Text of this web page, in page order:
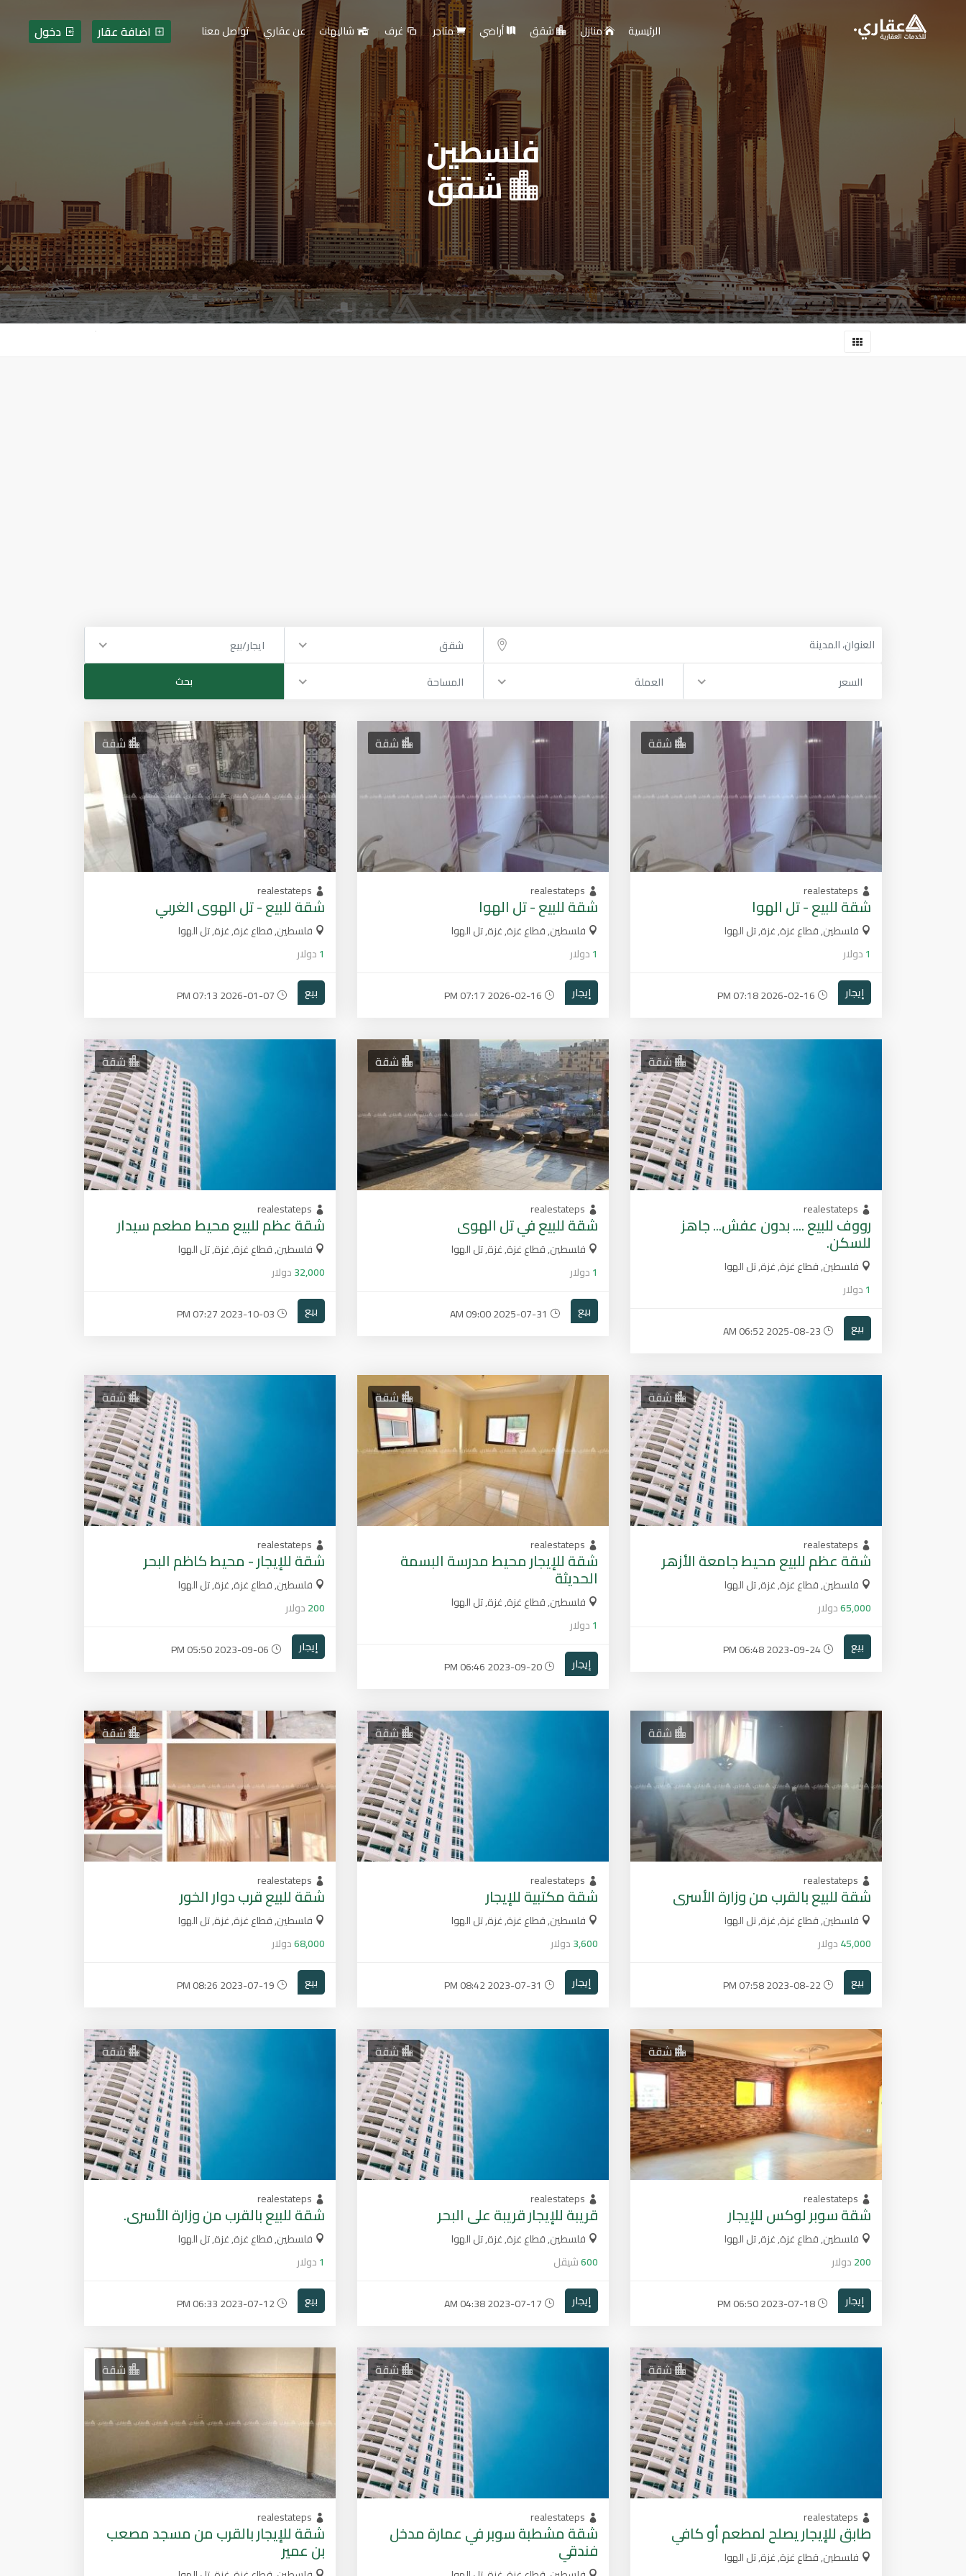
عقاري للخدمات العقارية - بيع أو تأجير عقارات - فلسطين - قطاع
فلسطين
شقق
شقق
ايجار/بيع
السعر
العملة المساحة
شقة
realestateps
شقة للبيع - تل الهوا
فلسطين, قطاع غزة, غزة, تل الهوا
1دولار
إيجار
شقة
realestateps
شقة للبيع - تل الهوا
فلسطين, قطاع غزة, غزة, تل الهوا
1دولار
إيجار
شقة
realestateps
شقة للبيع - تل الهوى الغربي
فلسطين, قطاع غزة, غزة, تل الهوا
1دولار
بيع
شقة
realestateps
رووف للبيع .... بدون عفش... جاهز
للسكن.
فلسطين, قطاع غزة, غزة, تل الهوا
1دولار
بيع
شقة
realestateps
شقة للبيع في تل الهوى
فلسطين, قطاع غزة, غزة, تل الهوا
1دولار
بيع
شقة
realestateps
شقة عظم للبيع محيط مطعم سيدار
فلسطين, قطاع غزة, غزة, تل الهوا
32,000دولار
بيع
شقة
realestateps
شقة عظم للبيع محيط جامعة الأزهر
فلسطين, قطاع غزة, غزة, تل الهوا
65,000دولار
بيع
شقة
realestateps
شقة للإيجار محيط مدرسة البسمة
الحديثة
فلسطين, قطاع غزة, غزة, تل الهوا
1دولار
إيجار
شقة
realestateps
شقة للإيجار - محيط كاظم البحر
فلسطين, قطاع غزة, غزة, تل الهوا
200دولار
إيجار
شقة
realestateps
شقة للبيع بالقرب من وزارة الأسرى
فلسطين, قطاع غزة, غزة, تل الهوا
45,000دولار
بيع
شقة
realestateps
شقة مكتبية للإيجار
فلسطين, قطاع غزة, غزة, تل الهوا
3,600دولار
إيجار
شقة
realestateps
شقة للبيع قرب دوار الخور
فلسطين, قطاع غزة, غزة, تل الهوا
68,000دولار
بيع
شقة
realestateps
شقة سوبر لوكس للإيجار
فلسطين, قطاع غزة, غزة, تل الهوا
200دولار
إيجار
شقة
realestateps
قريبة للإيجار قريبة على البحر
فلسطين, قطاع غزة, غزة, تل الهوا
600شيقل
إيجار
شقة
realestateps
شقة للبيع بالقرب من وزارة الأسرى.
فلسطين, قطاع غزة, غزة, تل الهوا
1دولار
بيع
شقة
realestateps
طابق للإيجار يصلح لمطعم أو كافي
فلسطين, قطاع غزة, غزة, تل الهوا
شقة
realestateps
شقة مشطبة سوبر في عمارة مدخل
فندقي
شقة
realestateps
شقة للإيجار بالقرب من مسجد مصعب
بن عمير
دخول اضافة عقار الرئيسية منازل شقق أراضي متاجر غرف شاليهات عن عقاري تواصل معنا